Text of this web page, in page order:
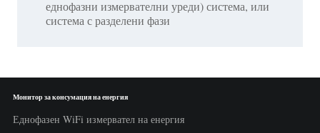
еднофазни измервателни уреди) система, или
система с разделени фази
Монитор за консумация на енергия
Еднофазен WiFi измервател на енергия